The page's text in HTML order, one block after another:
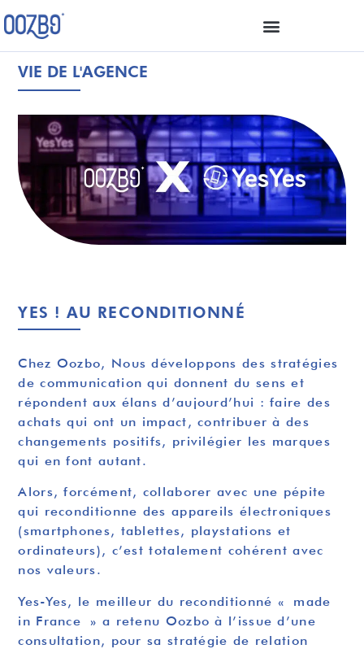
VIE DE L'AGENCE
YES ! AU RECONDITIONNÉ
Chez Oozbo, Nous développons des stratégies
de communication qui donnent du sens et
répondent aux élans d’aujourd’hui : faire des
achats qui ont un impact, contribuer à des
changements positifs, privilégier les marques
qui en font autant.
Alors, forcément, collaborer avec une pépite
qui reconditionne des appareils électroniques
(smartphones, tablettes, playstations et
ordinateurs), c’est totalement cohérent avec
nos valeurs.
Yes-Yes, le meilleur du reconditionné « made
in France » a retenu Oozbo à l’issue d’une
consultation, pour sa stratégie de relation